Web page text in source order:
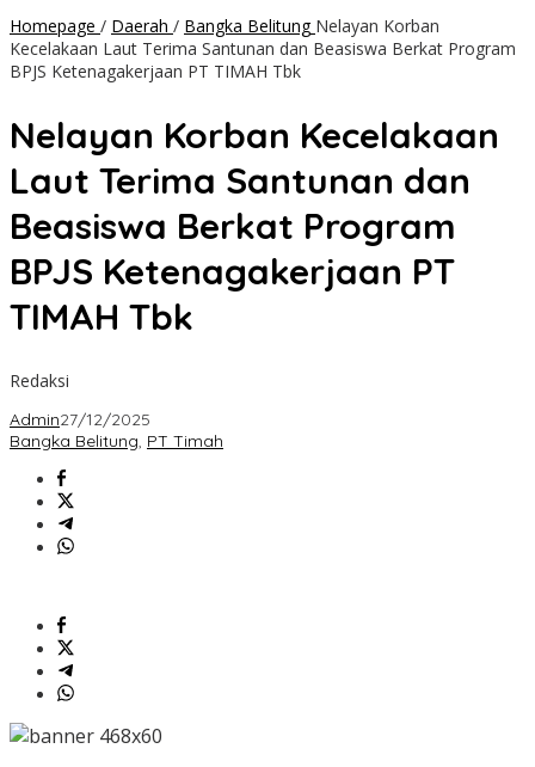
Homepage / Daerah / Bangka Belitung Nelayan Korban
Kecelakaan Laut Terima Santunan dan Beasiswa Berkat Program
BPJS Ketenagakerjaan PT TIMAH Tbk
Nelayan Korban Kecelakaan
Laut Terima Santunan dan
Beasiswa Berkat Program
BPJS Ketenagakerjaan PT
TIMAH Tbk
Redaksi
Admin27/12/2025
Bangka Belitung, PT Timah